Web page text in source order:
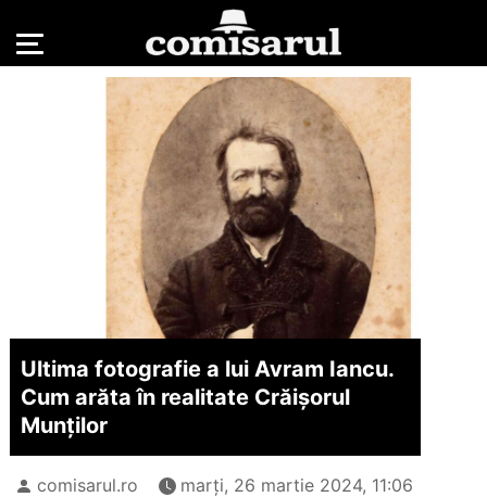
Ultima fotografie a lui Avram Iancu.
Cum arăta în realitate Crăișorul
Munților
comisarul.ro marți, 26 martie 2024, 11:06